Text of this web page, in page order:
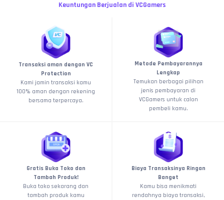
Keuntungan Berjualan di VCGamers
Transaksi aman dengan VC
Protection
Kami jamin transaksi kamu
100% aman dengan rekening
bersama terpercaya.
Metode Pembayarannya
Lengkap
Temukan berbagai pilihan
jenis pembayaran di
VCGamers untuk calon
pembeli kamu.
Gratis Buka Toko dan
Tambah Produk!
Buka toko sekarang dan
tambah produk kamu
Biaya Transaksinya Ringan
Banget
Kamu bisa menikmati
rendahnya biaya transaksi,